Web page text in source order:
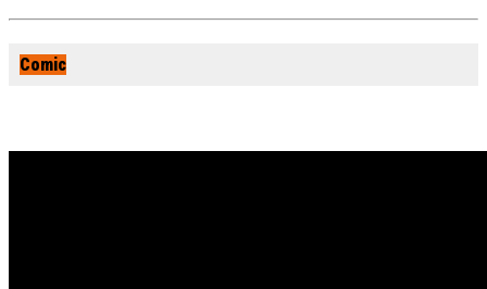
Comic